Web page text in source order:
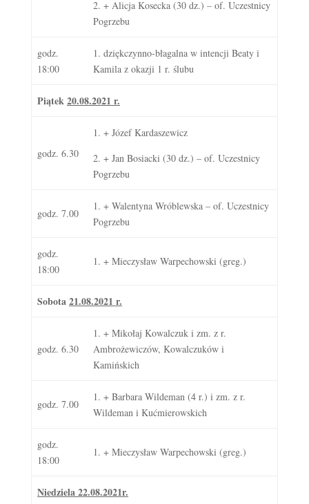
2. + Alicja Kosecka (30 dz.) – of. Uczestnicy
Pogrzebu
godz.
18:00
1. dziękczynno-błagalna w intencji Beaty i
Kamila z okazji 1 r. ślubu
Piątek20.08.2021 r.
godz. 6.30
1. + Józef Kardaszewicz
2. + Jan Bosiacki (30 dz.) – of. Uczestnicy
Pogrzebu
godz. 7.00
1. + Walentyna Wróblewska – of. Uczestnicy
Pogrzebu
godz.
18:00
1. + Mieczysław Warpechowski (greg.)
Sobota21.08.2021 r.
godz. 6.30
1. + Mikołaj Kowalczuk i zm. z r.
Ambrożewiczów, Kowalczuków i
Kamińskich
godz. 7.00
1. + Barbara Wildeman (4 r.) i zm. z r.
Wildeman i Kućmierowskich
godz.
18:00
1. + Mieczysław Warpechowski (greg.)
Niedziela 22.08.2021r.